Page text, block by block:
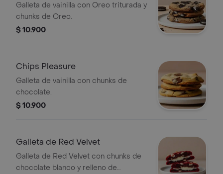
Galleta de vainilla con Oreo triturada y
chunks de Oreo.
$ 10.900
Chips Pleasure
Galleta de vainilla con chunks de
chocolate.
$ 10.900
Galleta de Red Velvet
Galleta de Red Velvet con chunks de
chocolate blanco y relleno de